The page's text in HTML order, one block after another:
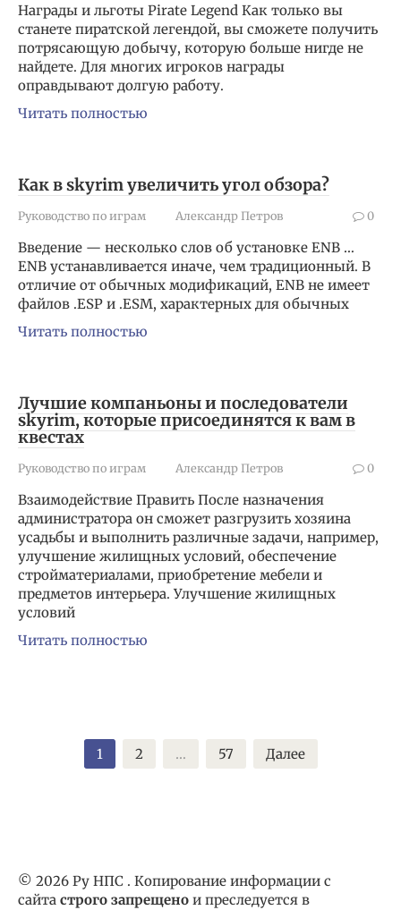
Награды и льготы Pirate Legend Как только вы
станете пиратской легендой, вы сможете получить
потрясающую добычу, которую больше нигде не
найдете. Для многих игроков награды
оправдывают долгую работу.
Читать полностью
Как в skyrim увеличить угол обзора?
Руководство по играм Александр Петров 0
Введение — несколько слов об установке ENB …
ENB устанавливается иначе, чем традиционный. В
отличие от обычных модификаций, ENB не имеет
файлов .ESP и .ESM, характерных для обычных
Читать полностью
Лучшие компаньоны и последователи
skyrim, которые присоединятся к вам в
квестах
Руководство по играм Александр Петров 0
Взаимодействие Править После назначения
администратора он сможет разгрузить хозяина
усадьбы и выполнить различные задачи, например,
улучшение жилищных условий, обеспечение
стройматериалами, приобретение мебели и
предметов интерьера. Улучшение жилищных
условий
Читать полностью
1 2 … 57 Далее
© 2026 Ру НПС . Копирование информации с
сайта строго запрещено и преследуется в